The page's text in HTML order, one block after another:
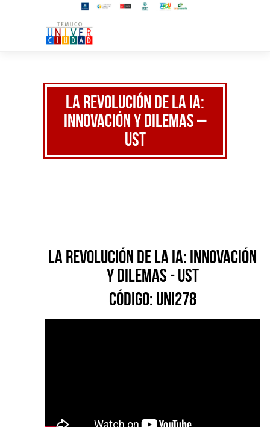
La Revolución de la IA:
Innovación y Dilemas –
UST
La Revolución de la IA: Innovación
y Dilemas - UST
Código: UNI278